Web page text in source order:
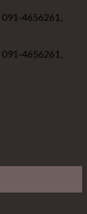
4656261,
4656261,